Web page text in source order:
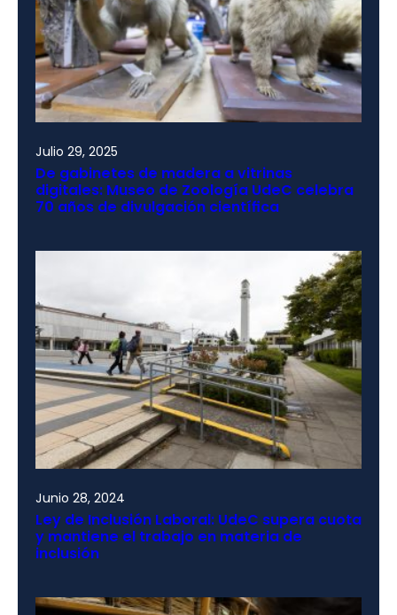
Julio 29, 2025
De gabinetes de madera a vitrinas
digitales: Museo de Zoología UdeC celebra
70 años de divulgación científica
Junio 28, 2024
Ley de Inclusión Laboral: UdeC supera cuota
y mantiene el trabajo en materia de
inclusión